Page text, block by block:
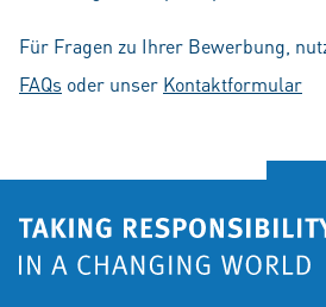
Für Fragen zu Ihrer Bewerbung,
FAQs oder unser Kontaktformular